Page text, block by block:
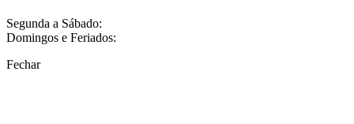
Segunda a Sábado:
Domingos e Feriados:
Fechar